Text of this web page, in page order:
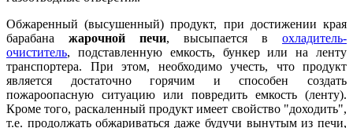
Обжаренный (высушенный) продукт, при достижении края
барабана жарочной печи, высыпается в охладитель-
очиститель, подставленную емкость, бункер или на ленту
транспортера. При этом, необходимо учесть, что продукт
является достаточно горячим и способен создать
пожароопасную ситуацию или повредить емкость (ленту).
Кроме того, раскаленный продукт имеет свойство "доходить",
т.е. продолжать обжариваться даже будучи вынутым из печи,